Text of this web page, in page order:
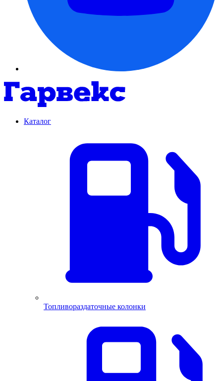
Каталог
Топливораздаточные колонки